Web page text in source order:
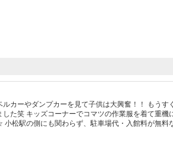
カーやダンプカーを見て子供は大興奮！！ もうす
た笑 キッズコーナーでコマツの作業服を着て重機
松駅の側にも関わらず、駐車場代・入館料が無料